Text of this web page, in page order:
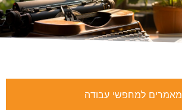
מאמרים למחפשי עבודה